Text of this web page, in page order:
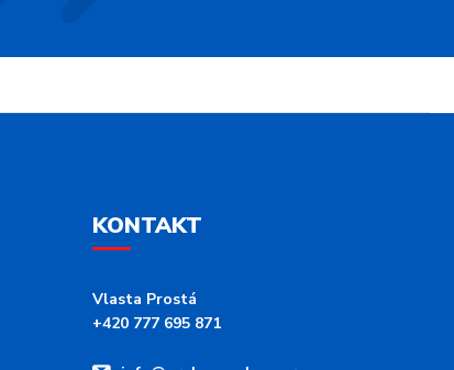
KONTAKT
Vlasta Prostá
+420 777 695 871